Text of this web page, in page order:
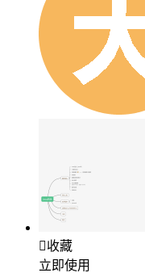
收藏
立即使用